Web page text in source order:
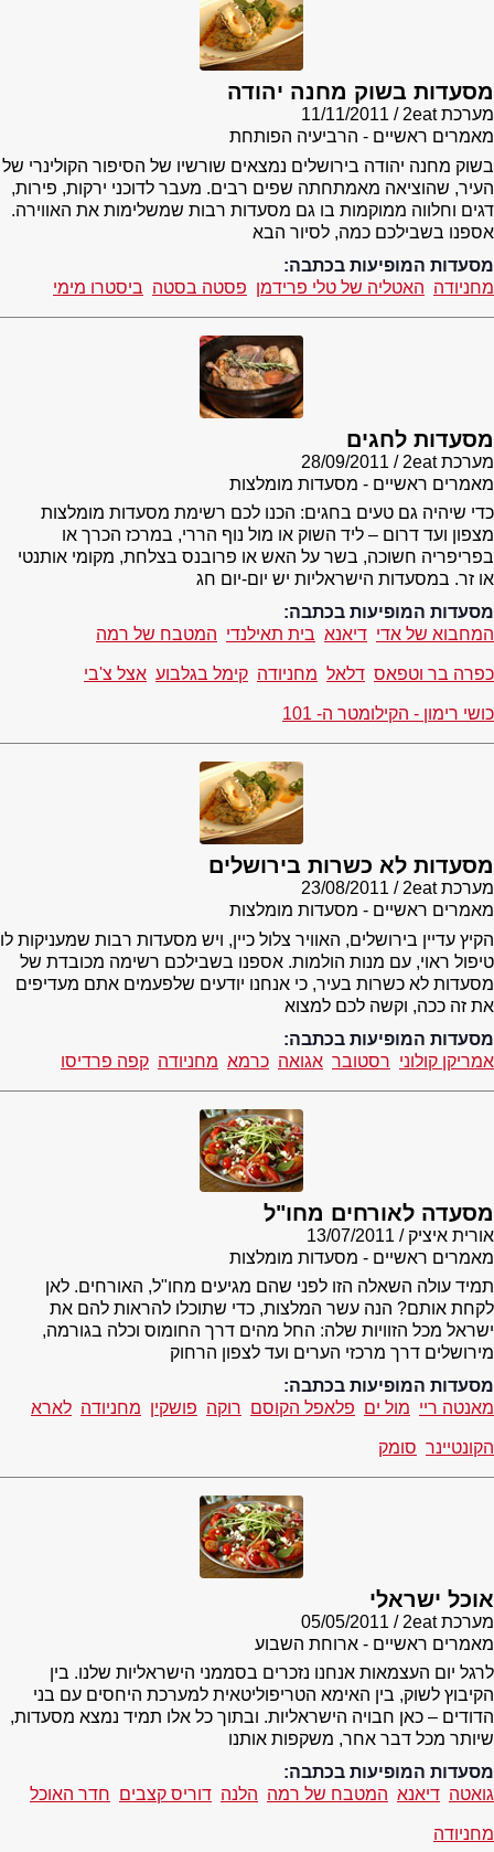
מסעדות בשוק מחנה יהודה
מערכת 2eat
11/11/2011
מאמרים ראשיים - הרביעיה הפותחת
בשוק מחנה יהודה בירושלים נמצאים שורשיו של הסיפור הקולינרי של
העיר, שהוציאה מאמתחתה שפים רבים. מעבר לדוכני ירקות, פירות,
דגים וחלווה ממוקמות בו גם מסעדות רבות שמשלימות את האווירה.
אספנו בשבילכם כמה, לסיור הבא
מסעדות המופיעות בכתבה:
מחניודה האטליה של טלי פרידמן פסטה בסטה ביסטרו מימי
מסעדות לחגים
מערכת 2eat
28/09/2011
מאמרים ראשיים - מסעדות מומלצות
כדי שיהיה גם טעים בחגים: הכנו לכם רשימת מסעדות מומלצות
מצפון ועד דרום – ליד השוק או מול נוף הררי, במרכז הכרך או
בפריפריה חשוכה, בשר על האש או פרובנס בצלחת, מקומי אותנטי
או זר. במסעדות הישראליות יש יום-יום חג
מסעדות המופיעות בכתבה:
המחבוא של אדי דיאנא בית תאילנדי המטבח של רמה
כפרה בר וטפאס דלאל מחניודה קימל בגלבוע אצל צ'בי
כושי רימון - הקילומטר ה- 101
מסעדות לא כשרות בירושלים
מערכת 2eat
23/08/2011
מאמרים ראשיים - מסעדות מומלצות
הקיץ עדיין בירושלים, האוויר צלול כיין, ויש מסעדות רבות שמעניקות לו
טיפול ראוי, עם מנות הולמות. אספנו בשבילכם רשימה מכובדת של
מסעדות לא כשרות בעיר, כי אנחנו יודעים שלפעמים אתם מעדיפים
את זה ככה, וקשה לכם למצוא
מסעדות המופיעות בכתבה:
אמריקן קולוני רסטובר אגואה כרמא מחניודה קפה פרדיסו
מסעדה לאורחים מחו"ל
אורית איציק
13/07/2011
מאמרים ראשיים - מסעדות מומלצות
תמיד עולה השאלה הזו לפני שהם מגיעים מחו"ל, האורחים. לאן
לקחת אותם? הנה עשר המלצות, כדי שתוכלו להראות להם את
ישראל מכל הזוויות שלה: החל מהים דרך החומוס וכלה בגורמה,
מירושלים דרך מרכזי הערים ועד לצפון הרחוק
מסעדות המופיעות בכתבה:
מאנטה ריי מול ים פלאפל הקוסם רוקה פושקין מחניודה לארא
הקונטיינר סומק
אוכל ישראלי
מערכת 2eat
05/05/2011
מאמרים ראשיים - ארוחת השבוע
לרגל יום העצמאות אנחנו נזכרים בסממני הישראליות שלנו. בין
הקיבוץ לשוק, בין האימא הטריפוליטאית למערכת היחסים עם בני
הדודים – כאן חבויה הישראליות. ובתוך כל אלו תמיד נמצא מסעדות,
שיותר מכל דבר אחר, משקפות אותנו
מסעדות המופיעות בכתבה:
גואטה דיאנא המטבח של רמה הלנה דוריס קצבים חדר האוכל
מחניודה